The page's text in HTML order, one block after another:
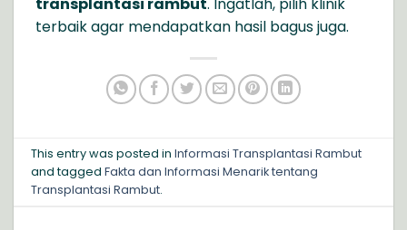
transplantasi rambut. Ingatlah, pilih klinik
terbaik agar mendapatkan hasil bagus juga.
This entry was posted inInformasi Transplantasi Rambut
and taggedFakta dan Informasi Menarik tentang
Transplantasi Rambut.